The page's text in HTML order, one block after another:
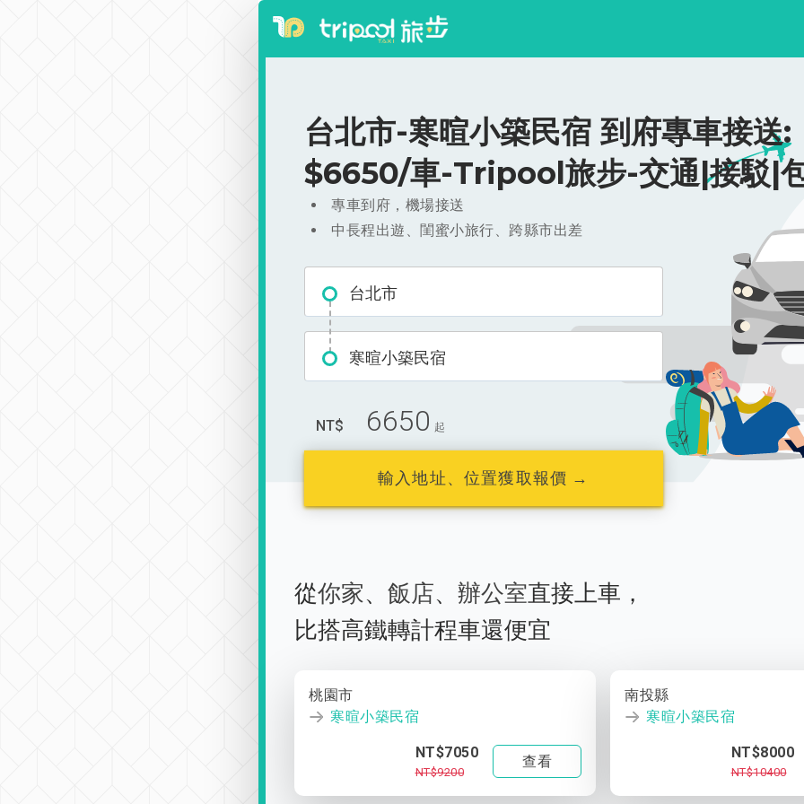
台北市-寒暄小築民宿 到府專車接送:
$6650/車-Tripool旅步-交通|接駁|
專車到府，機場接送
中長程出遊、閨蜜小旅行、跨縣市出差
台北市
寒暄小築民宿
NT$ 6650 起
輸入地址、位置獲取報價 →
從你家、 飯店、 辦公室直接上車，
比搭高鐵轉計程車還便宜
桃園市
寒暄小築民宿
NT$7050
NT$9200
查看
南投縣
寒暄小築民宿
NT$8000
NT$10400